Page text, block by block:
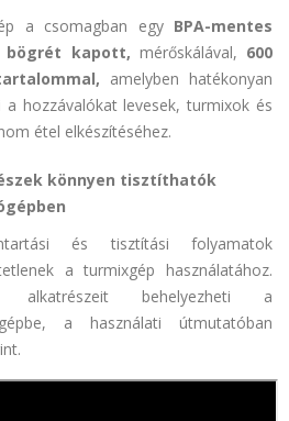
a csomagban egy BPA-mentes
bögrét kapott, mérőskálával, 600
amelyben hatékonyan
a hozzávalókat levesek, turmixok és
étel elkészítéséhez.
könnyen tisztíthatók
és tisztítási folyamatok
a turmixgép használatához.
behelyezheti a
a használati útmutatóban